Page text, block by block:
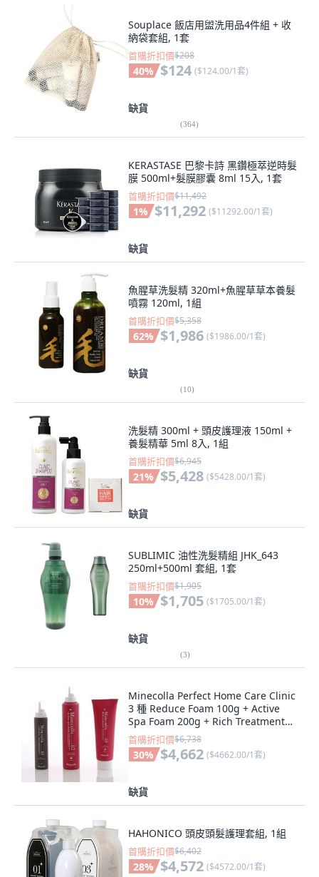
Souplace 飯店用盥洗用品4件組 + 收
納袋套組, 1套
首購折扣價$208
40% $124 ($124.00/1套)
缺貨
(364)
KERASTASE 巴黎卡詩 黑鑽極萃逆時髮
膜 500ml+髮膜膠囊 8ml 15入, 1套
首購折扣價$11,492
1% $11,292 ($11292.00/1套)
缺貨
魚腥草洗髮精 320ml+魚腥草草本養髮
噴霧 120ml, 1組
首購折扣價$5,358
62% $1,986 ($1986.00/1套)
缺貨
(10)
洗髮精 300ml + 頭皮護理液 150ml +
養髮精華 5ml 8入, 1組
首購折扣價$6,945
21% $5,428 ($5428.00/1套)
缺貨
SUBLIMIC 油性洗髮精組 JHK_643
250ml+500ml 套組, 1套
首購折扣價$1,905
10% $1,705 ($1705.00/1套)
缺貨
(3)
Minecolla Perfect Home Care Clinic
3 種 Reduce Foam 100g + Active
Spa Foam 200g + Rich Treatment
200g, 1套
首購折扣價$6,738
30% $4,662 ($4662.00/1套)
缺貨
HAHONICO 頭皮頭髮護理套組, 1組
首購折扣價$6,402
28% $4,572 ($4572.00/1套)